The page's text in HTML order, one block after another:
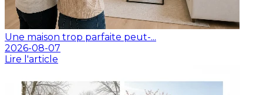
Une maison trop parfaite peut-...
2026-08-07
Lire l'article